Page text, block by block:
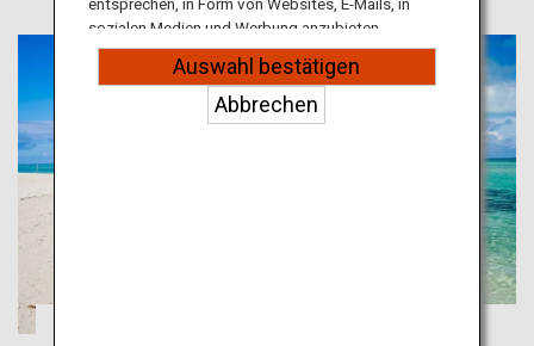
sozialen Medien und Werbung anzubieten.
Auswahl bestätigen
Abbrechen